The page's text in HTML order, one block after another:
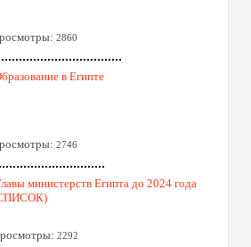
2860
в Египте
2746
министерств Египта до 2024 года
2292